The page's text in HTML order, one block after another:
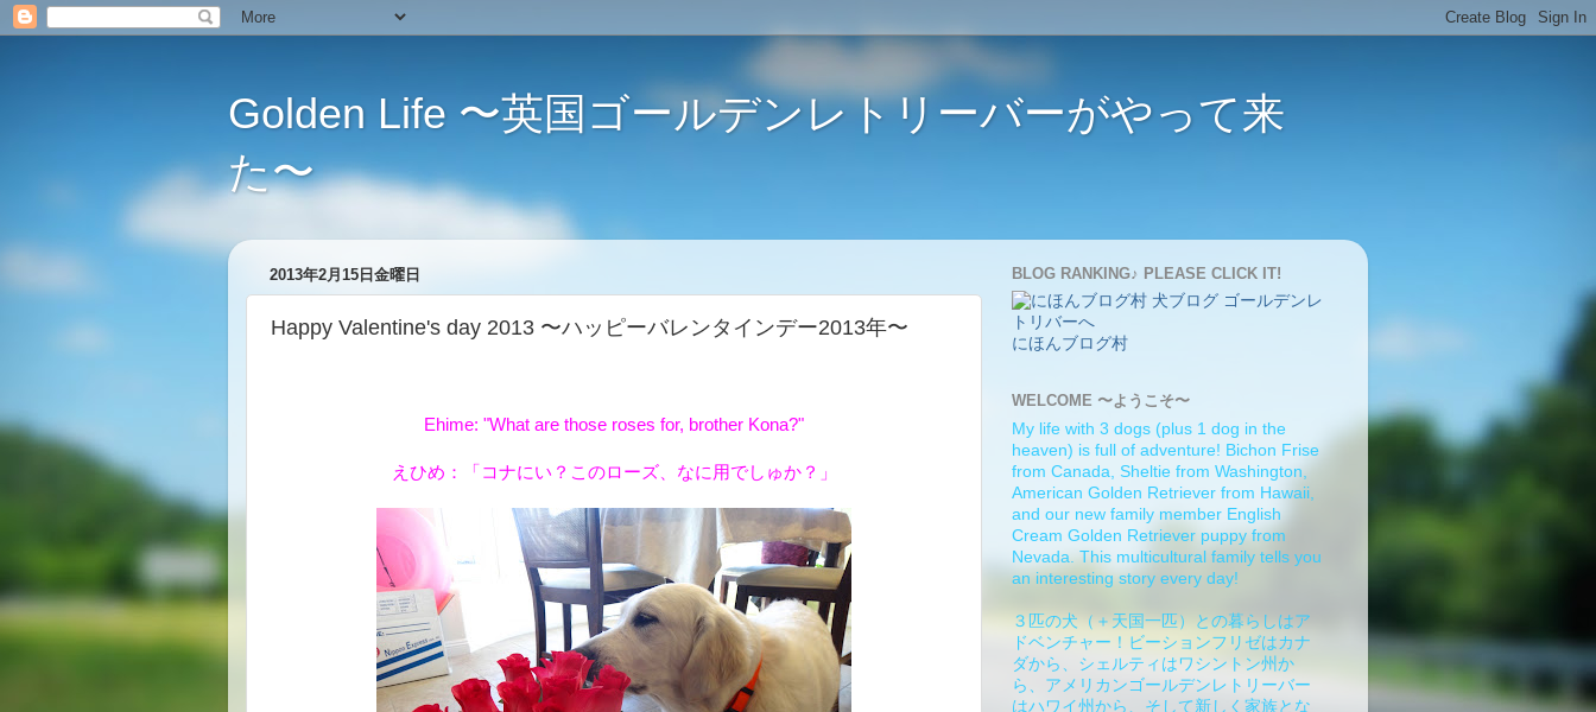
Golden Life 〜英国ゴールデンレトリーバーがやって来
た〜
2013年2月15日金曜日
Happy Valentine's day 2013 〜ハッピーバレンタインデー2013年〜
Ehime: "What are those roses for, brother Kona?"
えひめ：「コナにい？このローズ、なに用でしゅか？」
BLOG RANKING♪ PLEASE CLICK IT!
にほんブログ村
WELCOME 〜ようこそ〜
My life with 3 dogs (plus 1 dog in the
heaven) is full of adventure! Bichon Frise
from Canada, Sheltie from Washington,
American Golden Retriever from Hawaii,
and our new family member English
Cream Golden Retriever puppy from
Nevada. This multicultural family tells you
an interesting story every day!
３匹の犬（＋天国一匹）との暮らしはア
ドベンチャー！ビーションフリゼはカナ
ダから、シェルティはワシントン州か
ら、アメリカンゴールデンレトリーバー
はハワイ州から、そして新しく家族とな